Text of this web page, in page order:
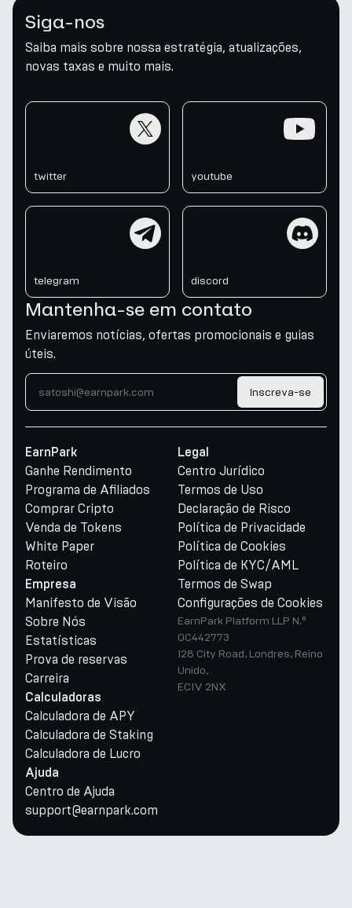
Siga-nos
Saiba mais sobre nossa estratégia, atualizações,
novas taxas e muito mais.
twitter youtube
telegram discord
Mantenha-se em contato
Enviaremos notícias, ofertas promocionais e guias
úteis.
Inscreva-se
EarnPark
Ganhe Rendimento
Programa de Afiliados
Comprar Cripto
Venda de Tokens
White Paper
Roteiro
Empresa
Manifesto de Visão
Sobre Nós
Estatísticas
Prova de reservas
Carreira
Calculadoras
Calculadora de APY
Calculadora de Staking
Calculadora de Lucro
Ajuda
Centro de Ajuda
support@earnpark.com
Legal
Centro Jurídico
Termos de Uso
Declaração de Risco
Política de Privacidade
Política de Cookies
Política de KYC/AML
Termos de Swap
Configurações de Cookies
EarnPark Platform LLP N.º
OC442773
128 City Road, Londres, Reino
Unido,
EC1V 2NX